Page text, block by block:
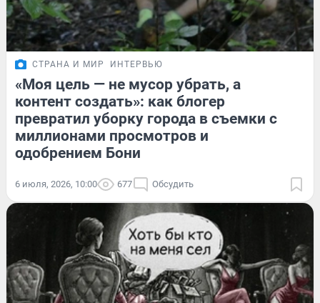
СТРАНА И МИР ИНТЕРВЬЮ
«Моя цель — не мусор убрать, а
контент создать»: как блогер
превратил уборку города в съемки с
миллионами просмотров и
одобрением Бони
6 июля, 2026, 10:00 677 Обсудить